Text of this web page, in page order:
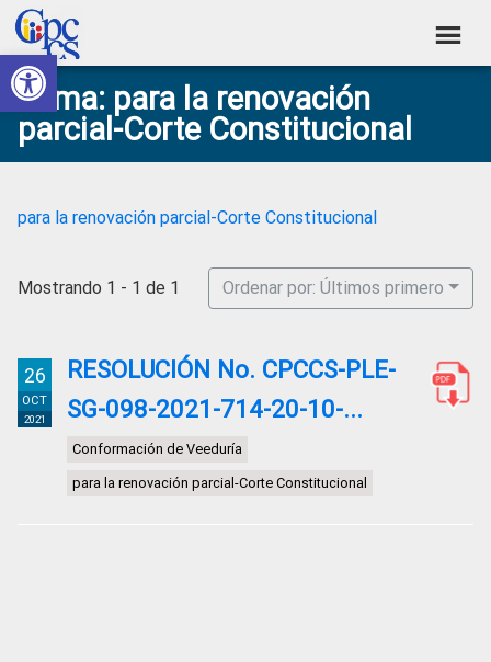
Abrir barra de herramientas
Skip
to
primary
navigation
Skip
to
main
content
Skip
to
primary
sidebar
Skip
to
footer
Consejo
de
Participación
Social
Construyendo
Poder
Ciudadano
Tema: para la renovación
parcial-Corte Constitucional
para la renovación parcial-Corte Constitucional
Mostrando 1 - 1 de 1 Ordenar por: Últimos primero
26
OCT
2021
RESOLUCIÓN No. CPCCS-PLE-
SG-098-2021-714-20-10-...
Conformación de Veeduría
para la renovación parcial-Corte Constitucional